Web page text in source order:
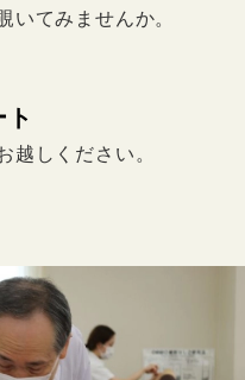
いてみませんか。
越しください。